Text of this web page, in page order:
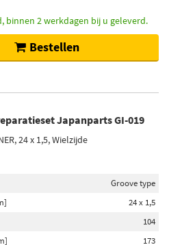
binnen 2 werkdagen bij u geleverd.
Bestellen
Japanparts GI-019
24 x 1,5, Wielzijde
Groove type
24 x 1,5
104
173